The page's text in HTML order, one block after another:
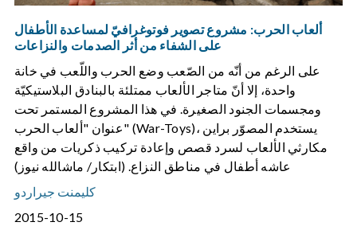
ألعاب الحرب: مشروع تصوير فوتوغرافيّ لمساعدة الأطفال
على الشفاء من أثر الصدمات والنزاعات
على الرغم من أنّه من الصّعب وضع الحرب واللّعب في خانة
واحدة، إلا أنّ متاجر الألعاب ممتلئة بالبنادق البلاستيكيّة
ومجسمات الجنود الصغيرة. في هذا المشروع المستمر تحت
عنوان "ألعاب الحرب" (War-Toys)، يستخدم المصوّر براين
مكارثي الألعاب لسرد قصص وإعادة تركيب ذكريات من واقع
عاشه أطفال في مناطق النزاع. (ابتكار/ ماشالله نيوز)
كليمنت جيراردو
2015-10-15